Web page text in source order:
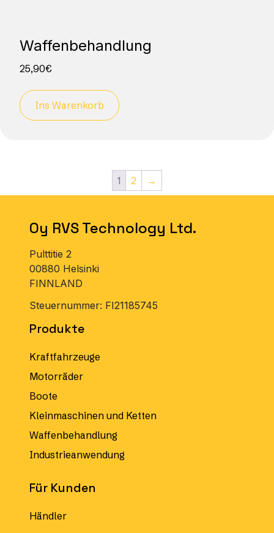
Waffenbehandlung
25,90€
Ins Warenkorb
1 2 →
Oy RVS Technology Ltd.
Pulttitie 2
00880 Helsinki
FINNLAND
Steuernummer: FI21185745
Produkte
Kraftfahrzeuge
Motorräder
Boote
Kleinmaschinen und Ketten
Waffenbehandlung
Industrieanwendung
Für Kunden
Händler